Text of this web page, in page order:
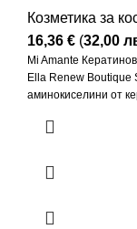
Козметика за
16,36 € (32,00
Mi Amante
Еlla Renew Boutique
аминокиселини от